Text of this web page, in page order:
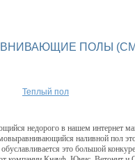
ПОЛЫ
Теплый пол
недорого в нашем интернет
наливной пол
это большой